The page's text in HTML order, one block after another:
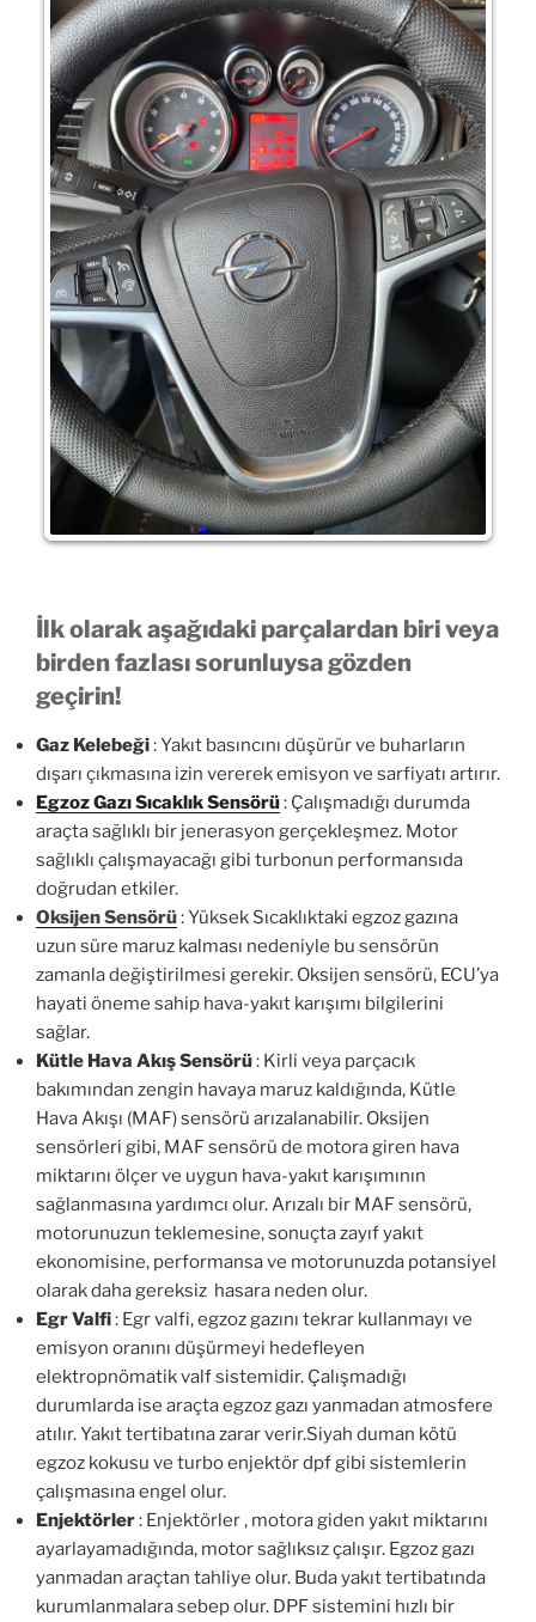
İlk olarak aşağıdaki parçalardan biri veya
birden fazlası sorunluysa gözden
geçirin!
Gaz Kelebeği: Yakıt basıncını düşürür ve buharların
dışarı çıkmasına izin vererek emisyon ve sarfiyatı artırır.
Egzoz Gazı Sıcaklık Sensörü: Çalışmadığı durumda
araçta sağlıklı bir jenerasyon gerçekleşmez. Motor
sağlıklı çalışmayacağı gibi turbonun performansıda
doğrudan etkiler.
Oksijen Sensörü: Yüksek Sıcaklıktaki egzoz gazına
uzun süre maruz kalması nedeniyle bu sensörün
zamanla değiştirilmesi gerekir. Oksijen sensörü, ECU’ya
hayati öneme sahip hava-yakıt karışımı bilgilerini
sağlar.
Kütle Hava Akış Sensörü: Kirli veya parçacık
bakımından zengin havaya maruz kaldığında, Kütle
Hava Akışı (MAF) sensörü arızalanabilir. Oksijen
sensörleri gibi, MAF sensörü de motora giren hava
miktarını ölçer ve uygun hava-yakıt karışımının
sağlanmasına yardımcı olur. Arızalı bir MAF sensörü,
motorunuzun teklemesine, sonuçta zayıf yakıt
ekonomisine, performansa ve motorunuzda potansiyel
olarak daha gereksiz hasara neden olur.
Egr Valfi: Egr valfi, egzoz gazını tekrar kullanmayı ve
emisyon oranını düşürmeyi hedefleyen
elektropnömatik valf sistemidir. Çalışmadığı
durumlarda ise araçta egzoz gazı yanmadan atmosfere
atılır. Yakıt tertibatına zarar verir.Siyah duman kötü
egzoz kokusu ve turbo enjektör dpf gibi sistemlerin
çalışmasına engel olur.
Enjektörler: Enjektörler , motora giden yakıt miktarını
ayarlayamadığında, motor sağlıksız çalışır. Egzoz gazı
yanmadan araçtan tahliye olur. Buda yakıt tertibatında
kurumlanmalara sebep olur. DPF sistemini hızlı bir